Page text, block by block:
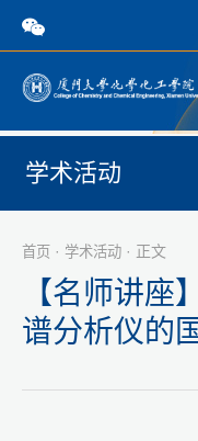
学术活动
首页 · 学术活动 · 正文
【名师讲座
谱分析仪的